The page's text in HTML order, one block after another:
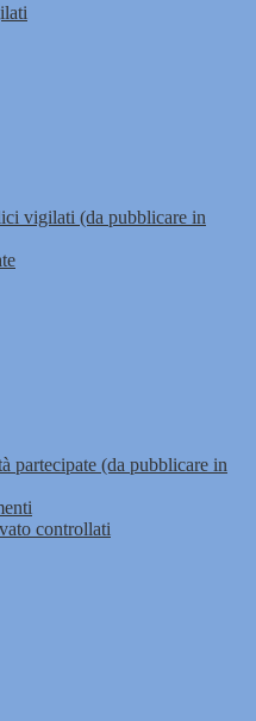
vigilati (da pubblicare in
partecipate (da pubblicare in
controllati